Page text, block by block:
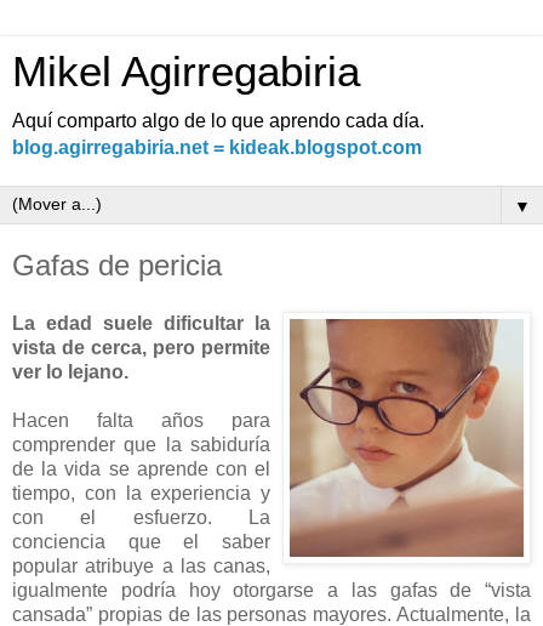
Mikel Agirregabiria
Aquí comparto algo de lo que aprendo cada día.
blog.agirregabiria.net = kideak.blogspot.com
▼
Gafas de pericia
La edad suele dificultar la
vista de cerca, pero permite
ver lo lejano.
Hacen falta años para
comprender que la sabiduría
de la vida se aprende con el
tiempo, con la experiencia y
con el esfuerzo. La
conciencia que el saber
popular atribuye a las canas,
igualmente podría hoy otorgarse a las gafas de “vista
cansada” propias de las personas mayores. Actualmente, la